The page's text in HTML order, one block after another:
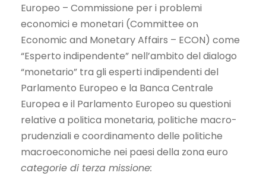
Europeo – Commissione per i problemi
economici e monetari (Committee on
Economic and Monetary Affairs – ECON) come
“Esperto indipendente” nell’ambito del dialogo
“monetario” tra gli esperti indipendenti del
Parlamento Europeo e la Banca Centrale
Europea e il Parlamento Europeo su questioni
relative a politica monetaria, politiche macro-
prudenziali e coordinamento delle politiche
macroeconomiche nei paesi della zona euro
categorie di terza missione: